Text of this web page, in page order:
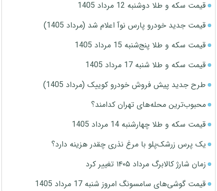
قیمت سکه و طلا دوشنبه 12 مرداد 1405
قیمت جدید خودرو پارس نوآ اعلام شد (مرداد 1405)
قیمت سکه و طلا پنج‌شنبه 15 مرداد 1405
قیمت سکه و طلا شنبه 17 مرداد 1405
طرح جدید پیش فروش خودرو کوییک (مرداد 1405)
محبوب‌ترین محله‌های تهران کدامند؟
قیمت سکه و طلا چهارشنبه 14 مرداد 1405
یک پرس زرشک‌پلو با مرغ نذری چقدر هزینه دارد؟
زمان شارژ کالابرگ مرداد ۱۴۰۵ تغییر کرد
قیمت گوشی‌های سامسونگ امروز شنبه 17 مرداد 1405